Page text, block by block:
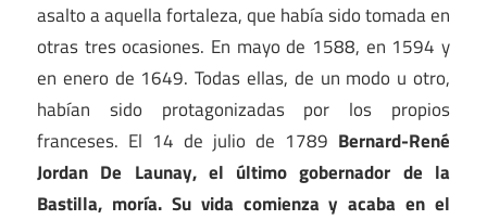
asalto a aquella fortaleza, que había sido tomada en
otras tres ocasiones. En mayo de 1588, en 1594 y
en enero de 1649. Todas ellas, de un modo u otro,
habían sido protagonizadas por los propios
franceses. El 14 de julio de 1789 Bernard-René
Jordan De Launay, el último gobernador de la
Bastilla, moría. Su vida comienza y acaba en el